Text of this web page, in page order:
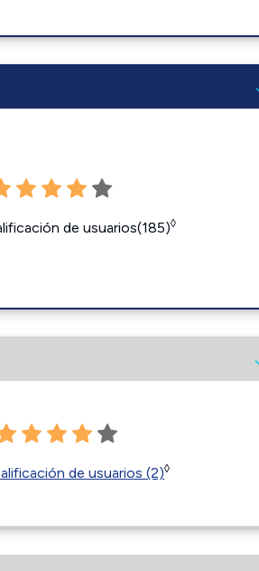
de usuarios(185)◊
de usuarios (2)◊